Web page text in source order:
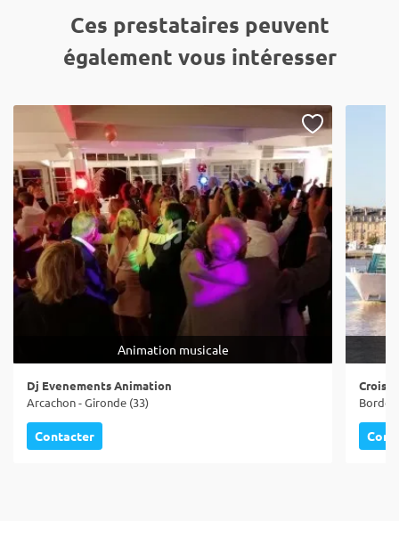
Ces prestataires peuvent
également vous intéresser
Animation musicale
Dj Evenements Animation
Arcachon - Gironde (33)
Contacter